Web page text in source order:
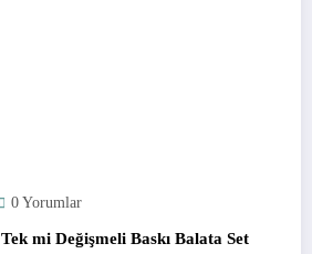
0 Yorumlar
mi Değişmeli Baskı Balata Set